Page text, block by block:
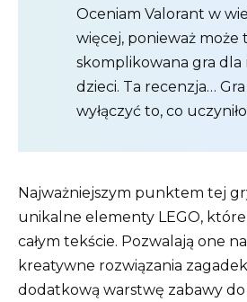
Oceniam Valorant w
więcej, ponieważ może
skomplikowana gra dla
dzieci. Ta recenzja…
wyłączyć to, co
Najważniejszym punktem tej
unikalne elementy LEGO,
całym tekście. Pozwalają one
kreatywne rozwiązania
dodatkową warstwę zabawy